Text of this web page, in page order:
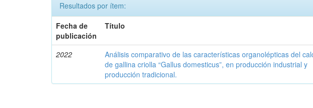
Resultados por ítem:
Fecha de
publicación
Título
2022
Análisis comparativo de las características organolépticas del
de gallina criolla “Gallus domesticus”, en producción industrial y
producción tradicional.